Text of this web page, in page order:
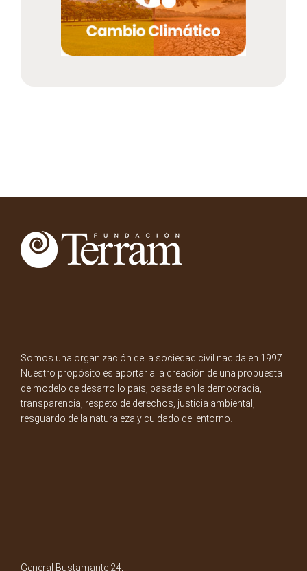
Somos una organización de la sociedad civil nacida en 1997.
Nuestro propósito es aportar a la creación de una propuesta
de modelo de desarrollo país, basada en la democracia,
transparencia, respeto de derechos, justicia ambiental,
resguardo de la naturaleza y cuidado del entorno.
General Bustamante 24,